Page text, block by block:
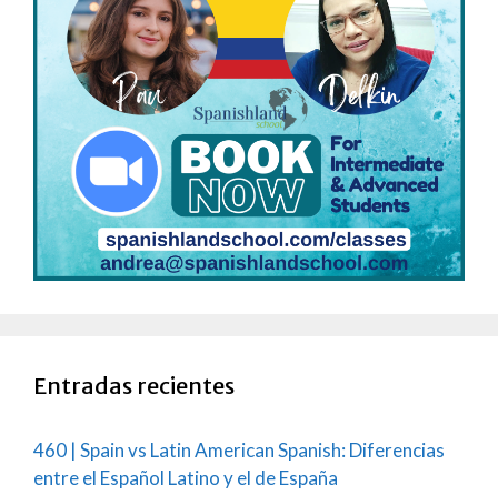
Entradas recientes
460 | Spain vs Latin American Spanish: Diferencias
entre el Español Latino y el de España